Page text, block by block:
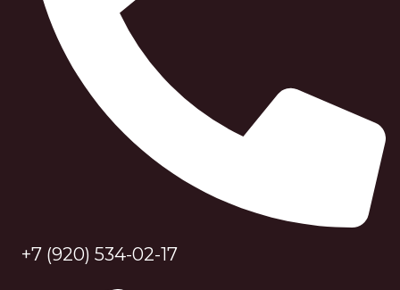
+7 (920) 534-02-17